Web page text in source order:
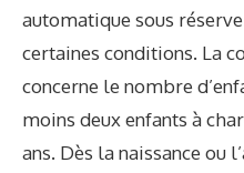
automatique sous
certaines conditions. La
concerne le nombre
moins deux enfants à
ans. Dès la naissance ou